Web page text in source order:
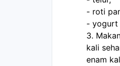
- roti
- yogurt
3.
kali
enam